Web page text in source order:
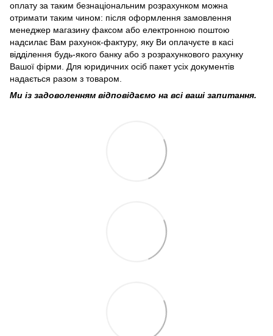
оплату за таким безнаціональним розрахунком можна
отримати таким чином: після оформлення замовлення
менеджер магазину факсом або електронною поштою
надсилає Вам рахунок-фактуру, яку Ви оплачуєте в касі
відділення будь-якого банку або з розрахункового рахунку
Вашої фірми. Для юридичних осіб пакет усіх документів
надається разом з товаром.
Ми із задоволенням відповідаємо на всі ваші запитання.